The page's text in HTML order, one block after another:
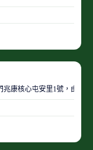
兆康核心屯安里1號，由